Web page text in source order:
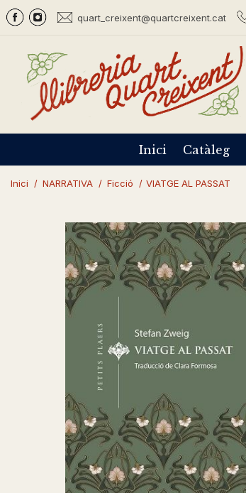
quart_creixent@quartcreixent.cat
Inici Catàleg
Inici / NARRATIVA / Ficció / VIATGE AL PASSAT